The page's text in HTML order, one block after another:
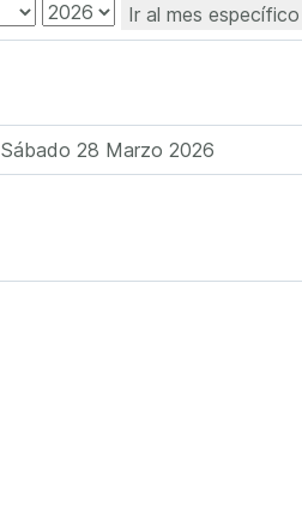
Ir al mes específico
Sábado 28 Marzo 2026